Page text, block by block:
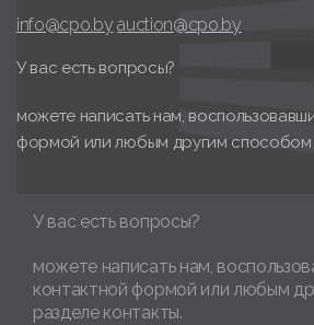
info@cpo.by auction@cpo.by
У вас есть вопросы?
можете написать нам,
формой или любым другим способом
У вас есть вопросы?
можете написать нам,
контактной формой или любым
разделе контакты.